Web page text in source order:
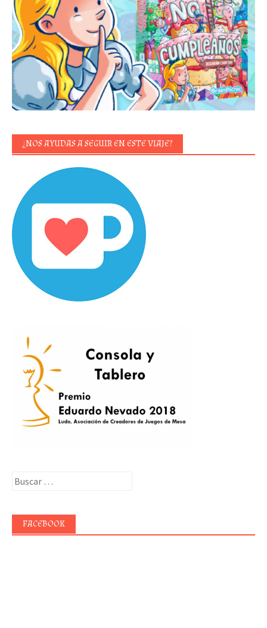
¿NOS AYUDAS A SEGUIR EN ESTE VIAJE?
Buscar:
FACEBOOK